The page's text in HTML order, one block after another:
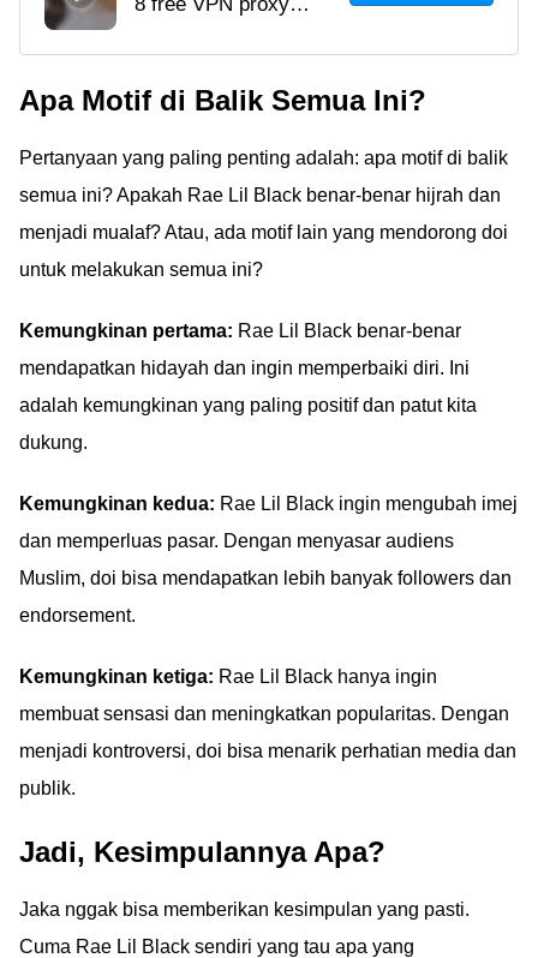
Japanese Untuk Nonton
ExpressVPN, Turbo
video Jepang gratis,
aman, anti blokir di
Android & PC!
Apa Motif di Balik Semua Ini?
Pertanyaan yang paling penting adalah: apa motif di balik
semua ini? Apakah Rae Lil Black benar-benar hijrah dan
menjadi mualaf? Atau, ada motif lain yang mendorong doi
untuk melakukan semua ini?
Kemungkinan pertama: Rae Lil Black benar-benar
mendapatkan hidayah dan ingin memperbaiki diri. Ini
adalah kemungkinan yang paling positif dan patut kita
dukung.
Kemungkinan kedua: Rae Lil Black ingin mengubah imej
dan memperluas pasar. Dengan menyasar audiens
Muslim, doi bisa mendapatkan lebih banyak followers dan
endorsement.
Kemungkinan ketiga: Rae Lil Black hanya ingin
membuat sensasi dan meningkatkan popularitas. Dengan
menjadi kontroversi, doi bisa menarik perhatian media dan
publik.
Jadi, Kesimpulannya Apa?
Jaka nggak bisa memberikan kesimpulan yang pasti.
Cuma Rae Lil Black sendiri yang tau apa yang